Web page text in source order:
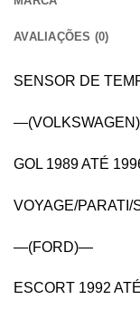
AVALIAÇÕES (0)
SENSOR DE
GOL 1989 ATÉ
VOYAGE/PARATI/
—(FORD)—
ESCORT 1992